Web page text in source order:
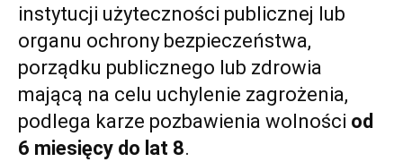
instytucji użyteczności publicznej lub
organu ochrony bezpieczeństwa,
porządku publicznego lub zdrowia
mającą na celu uchylenie zagrożenia,
podlega karze pozbawienia wolności od
6 miesięcy do lat 8.